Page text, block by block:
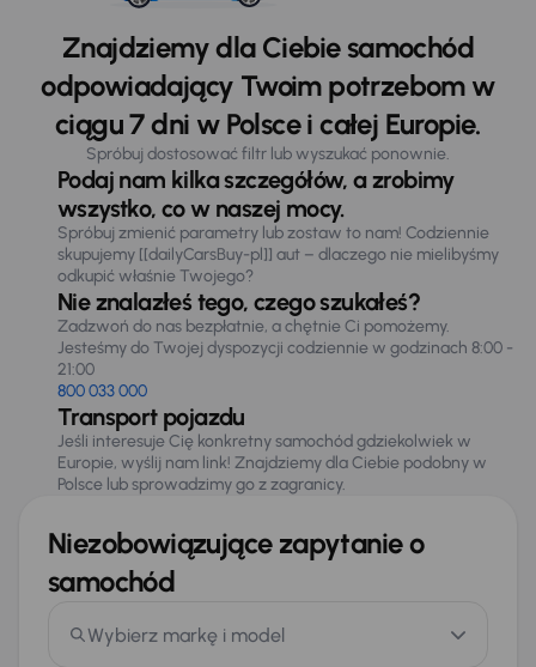
Znajdziemy dla Ciebie samochód
odpowiadający Twoim potrzebom w
ciągu 7 dni w Polsce i całej Europie.
Spróbuj dostosować filtr lub wyszukać ponownie.
Podaj nam kilka szczegółów, a zrobimy
wszystko, co w naszej mocy.
Spróbuj zmienić parametry lub zostaw to nam! Codziennie
skupujemy [[dailyCarsBuy-pl]] aut – dlaczego nie mielibyśmy
odkupić właśnie Twojego?
Nie znalazłeś tego, czego szukałeś?
Zadzwoń do nas bezpłatnie, a chętnie Ci pomożemy.
Jesteśmy do Twojej dyspozycji codziennie w godzinach 8:00 -
21:00
800 033 000
Transport pojazdu
Jeśli interesuje Cię konkretny samochód gdziekolwiek w
Europie, wyślij nam link! Znajdziemy dla Ciebie podobny w
Polsce lub sprowadzimy go z zagranicy.
Niezobowiązujące zapytanie o
samochód
Wybierz markę i model